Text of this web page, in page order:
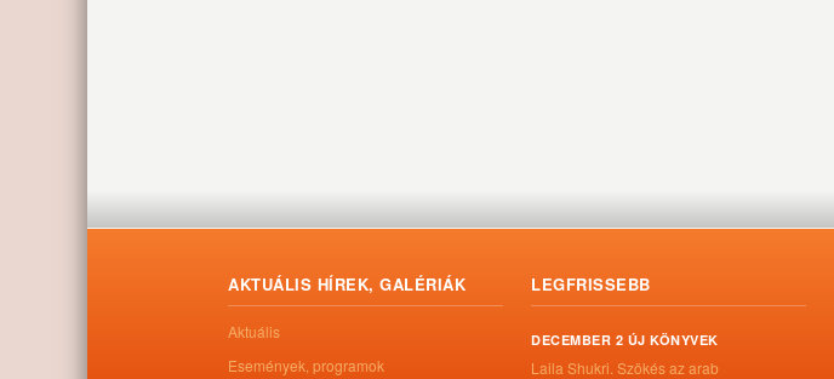
AKTUÁLIS HÍREK, GALÉRIÁK
Aktuális
Események, programok
LEGFRISSEBB
DECEMBER 2 ÚJ KÖNYVEK
Laila Shukri. Szökés ​az arab